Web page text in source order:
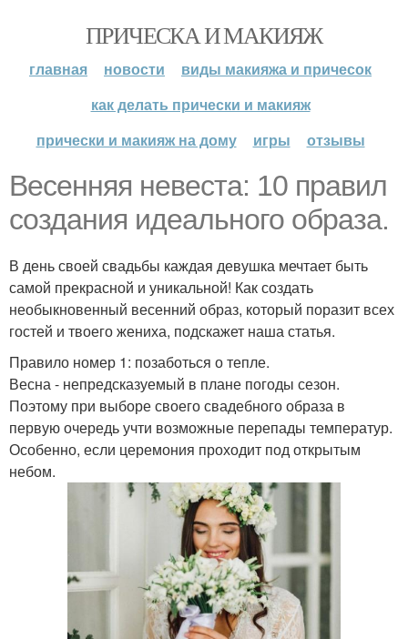
ПРИЧЕСКА И МАКИЯЖ
главная новости
виды макияжа и причесок
как делать прически и макияж
прически и макияж на дому
игры отзывы
Весенняя невеста: 10 правил
создания идеального образа.
В день своей свадьбы каждая девушка мечтает быть
самой прекрасной и уникальной! Как создать
необыкновенный весенний образ, который поразит всех
гостей и твоего жениха, подскажет наша статья.
Правило номер 1: позаботься о тепле.
Весна - непредсказуемый в плане погоды сезон.
Поэтому при выборе своего свадебного образа в
первую очередь учти возможные перепады температур.
Особенно, если церемония проходит под открытым
небом.